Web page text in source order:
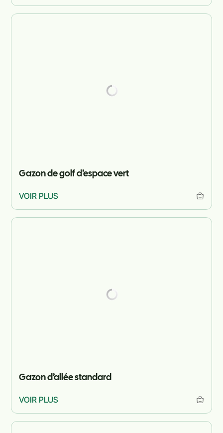
Gazon de golf d’espace vert
VOIR PLUS
Gazon d’allée standard
VOIR PLUS